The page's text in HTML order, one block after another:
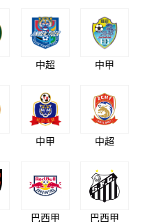
中超 中甲
中甲 中超
巴西甲 巴西甲